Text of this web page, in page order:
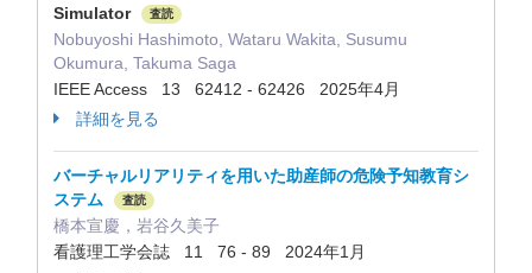
Simulator
査読
Nobuyoshi Hashimoto, Wataru Wakita, Susumu
Okumura, Takuma Saga
IEEE Access 13 62412 - 62426 2025年4月
詳細を見る
バーチャルリアリティを用いた助産師の危険予知教育シ
ステム
査読
橋本宣慶，岩谷久美子
看護理工学会誌 11 76 - 89 2024年1月